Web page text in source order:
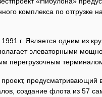
комплекса по отгрузке
г. Является одним из
элеваторными
перегрузочным
предусматривающий
создание флота из 57